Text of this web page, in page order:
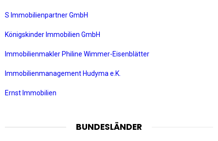
S Immobilienpartner GmbH
Königskinder Immobilien GmbH
Immobilienmakler Philine Wimmer-Eisenblätter
Immobilienmanagement Hudyma e.K.
Ernst Immobilien
BUNDESLÄNDER